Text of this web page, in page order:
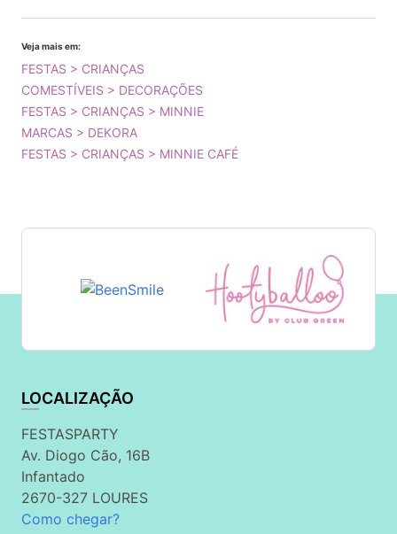
Veja mais em:
FESTAS > CRIANÇAS
COMESTÍVEIS > DECORAÇÕES
FESTAS > CRIANÇAS > MINNIE
MARCAS > DEKORA
FESTAS > CRIANÇAS > MINNIE CAFÉ
LOCALIZAÇÃO
FESTASPARTY
Av. Diogo Cão, 16B
Infantado
2670-327 LOURES
Como chegar?